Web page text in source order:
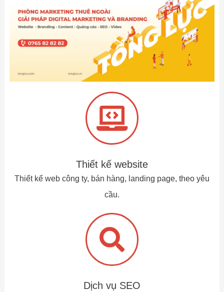
Thiết kế website
Thiết kế web công ty, bán hàng, landing page, theo yêu
cầu.
Dịch vụ SEO